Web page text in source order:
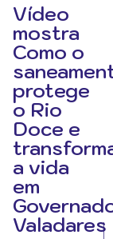
Vídeo
mostra
Como o
protege
o Rio
Doce e
a vida
em
Valadares